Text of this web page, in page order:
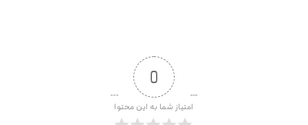
0
امتیاز شما به این محتوا